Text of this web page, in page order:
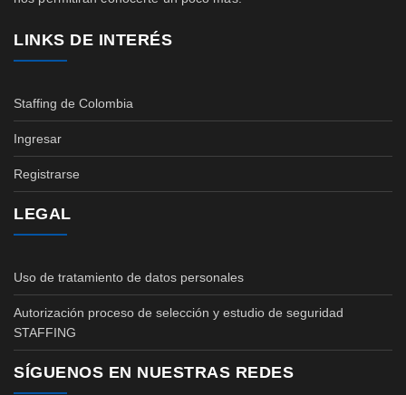
LINKS DE INTERÉS
Staffing de Colombia
Ingresar
Registrarse
LEGAL
Uso de tratamiento de datos personales
Autorización proceso de selección y estudio de seguridad
STAFFING
SÍGUENOS EN NUESTRAS REDES